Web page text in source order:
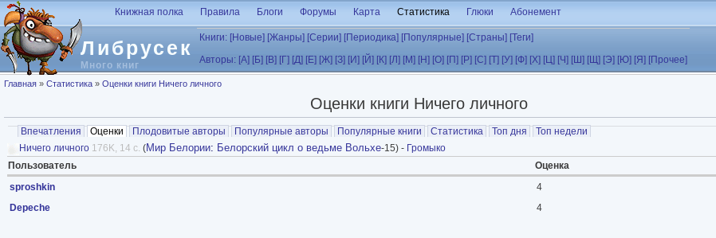
Перейти к основному содержанию
Либрусек
Много книг
Книжная полка Правила Блоги Форумы Карта Статистика Глюки Абонемент
Книги: [Новые] [Жанры] [Серии] [Периодика] [Популярные] [Страны] [Теги]
Авторы: [А] [Б] [В] [Г] [Д] [Е] [Ж] [З] [И] [Й] [К] [Л] [М] [Н] [О] [П] [Р] [С] [Т] [У] [Ф] [Х] [Ц] [Ч] [Ш] [Щ] [Э] [Ю] [Я] [Прочее]
Вы здесь
Главная » Статистика » Оценки книги Ничего личного
Оценки книги Ничего личного
Главные вкладки
Впечатления Оценки (активная вкладка)
Плодовитые авторы Популярные авторы Популярные книги Статистика Топ дня
Топ недели
Ничего личного 176K, 14 с. (Мир Белории: Белорский цикл о ведьме Вольхе-15) - Громыко
Пользователь
Оценка
sproshkin
4
Depeche
4